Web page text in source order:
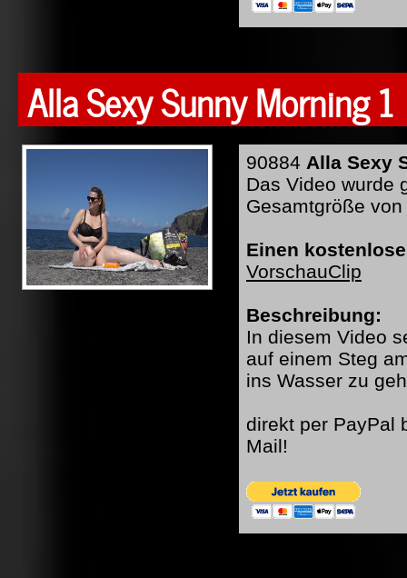
Alla Sexy Sunny Morning 1
90884 Alla Sexy
Das Video wurde
Gesamtgröße
Einen
VorschauClip
Beschreibung:
In diesem Video
auf einem Steg
ins Wasser zu
direkt per PayPal
Mail!